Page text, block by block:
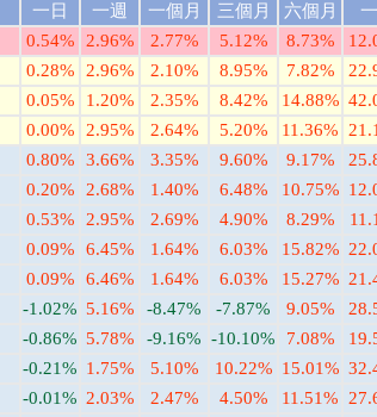
一日 一週 一個月 三個月 六個月
0.54% 2.96% 2.77% 5.12% 8.73%
0.28% 2.96% 2.10% 8.95% 7.82%
0.05% 1.20% 2.35% 8.42% 14.88%
0.00% 2.95% 2.64% 5.20% 11.36%
0.80% 3.66% 3.35% 9.60% 9.17%
0.20% 2.68% 1.40% 6.48% 10.75%
0.53% 2.95% 2.69% 4.90% 8.29%
0.09% 6.45% 1.64% 6.03% 15.82%
0.09% 6.46% 1.64% 6.03% 15.27%
-1.02% 5.16% -8.47% -7.87% 9.05%
-0.86% 5.78% -9.16% -10.10% 7.08%
-0.21% 1.75% 5.10% 10.22% 15.01%
-0.01% 2.03% 2.47% 4.50% 11.51%